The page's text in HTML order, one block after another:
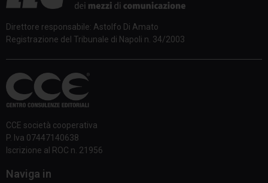
Direttore responsabile: Astolfo Di Amato
Registrazione del Tribunale di Napoli n. 34/2003
CCE società cooperativa
P. Iva 07447140638
Iscrizione al ROC n. 21956
Naviga in